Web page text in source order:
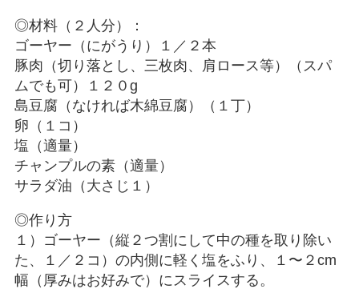
◎材料（２人分）：
ゴーヤー（にがうり）１／２本
豚肉（切り落とし、三枚肉、肩ロース等）（スパ
ムでも可）１２０g
島豆腐（なければ木綿豆腐）（１丁）
卵（１コ）
塩（適量）
チャンプルの素（適量）
サラダ油（大さじ１）
◎作り方
１）ゴーヤー（縦２つ割にして中の種を取り除い
た、１／２コ）の内側に軽く塩をふり、１〜２cm
幅（厚みはお好みで）にスライスする。